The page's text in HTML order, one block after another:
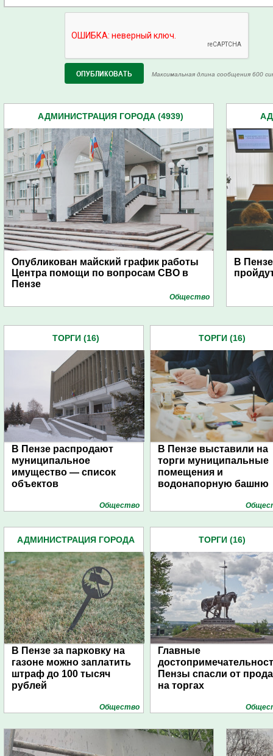
Максимальная длина сообщения 600
АДМИНИСТРАЦИЯ ГОРОДА (4939)
Опубликован майский график работы
Центра помощи по вопросам СВО в
Пензе
Общество
В
ТОРГИ (16)
В Пензе распродают
муниципальное
имущество — список
объектов
Общество
ТОРГИ (16)
В Пензе выставили на
торги муниципальные
помещения и
водонапорную башню
АДМИНИСТРАЦИЯ ГОРОДА
В Пензе за парковку на
газоне можно заплатить
штраф до 100 тысяч
рублей
Общество
ТОРГИ (16)
Главные
Пензы спасли от
на торгах